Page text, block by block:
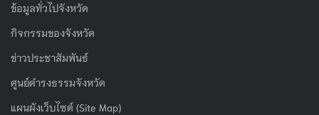
ข้อมูลทั่วไปจังหวัด
กิจกรรมของจังหวัด
ข่าวประชาสัมพันธ์
ศูนย์ดำรงธรรมจังหวัด
แผนผังเว็บไซต์ (Site Map)